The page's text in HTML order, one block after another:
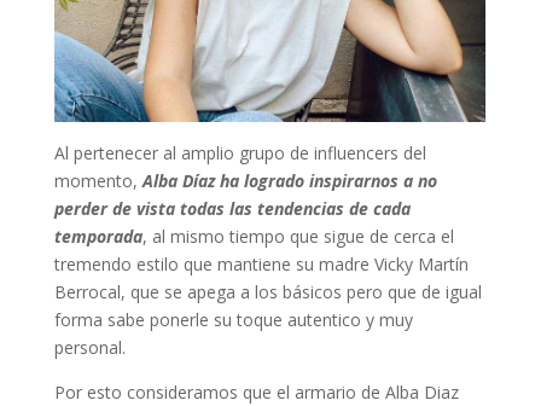
Al pertenecer al amplio grupo de influencers del
momento,Alba Díaz ha logrado inspirarnos a no
perder de vista todas las tendencias de cada
temporada, al mismo tiempo que sigue de cerca el
tremendo estilo que mantiene su madre Vicky Martín
Berrocal, que se apega a los básicos pero que de igual
forma sabe ponerle su toque autentico y muy
personal.
Por esto consideramos que el armario de Alba Diaz